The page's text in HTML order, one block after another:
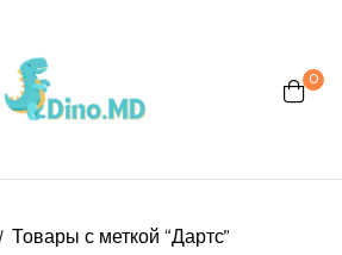
0
Товары с меткой “Дартс”